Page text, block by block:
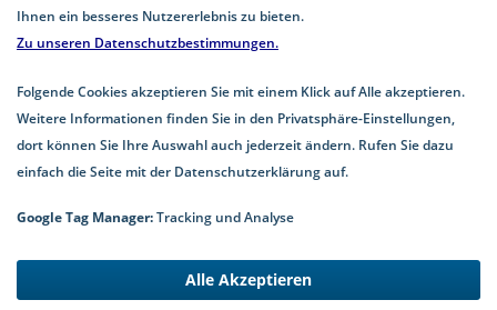
🤖Dieses Bild wurde mit Künstlicher Intelligenz erstellt.
2,05 € *
*inkl. MwSt.zzgl. Versandkosten
Ihnen ein besseres Nutzererlebnis zu bieten.
Zu unseren Datenschutzbestimmungen.
Folgende Cookies akzeptieren Sie mit einem Klick auf Alle akzeptieren.
Weitere Informationen finden Sie in den Privatsphäre-Einstellungen,
dort können Sie Ihre Auswahl auch jederzeit ändern. Rufen Sie dazu
einfach die Seite mit der Datenschutzerklärung auf.
Google Tag Manager:Tracking und Analyse
Alle Akzeptieren